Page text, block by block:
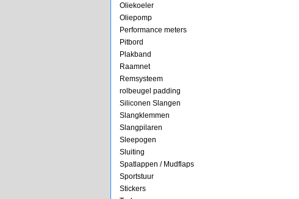
Oliekoeler
Oliepomp
Performance meters
Pitbord
Plakband
Raamnet
Remsysteem
rolbeugel padding
Siliconen Slangen
Slangklemmen
Slangpilaren
Sleepogen
Sluiting
Spatlappen / Mudflaps
Sportstuur
Stickers